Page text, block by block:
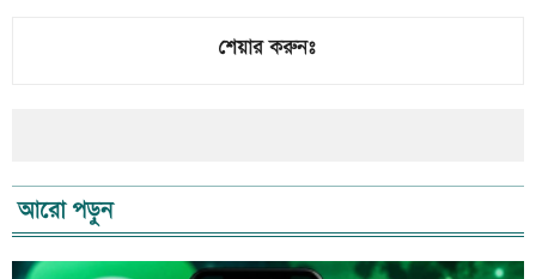
শেয়ার করুনঃ
আরো পড়ুন